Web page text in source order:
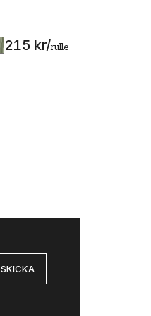
215 kr/rulle
SKICKA